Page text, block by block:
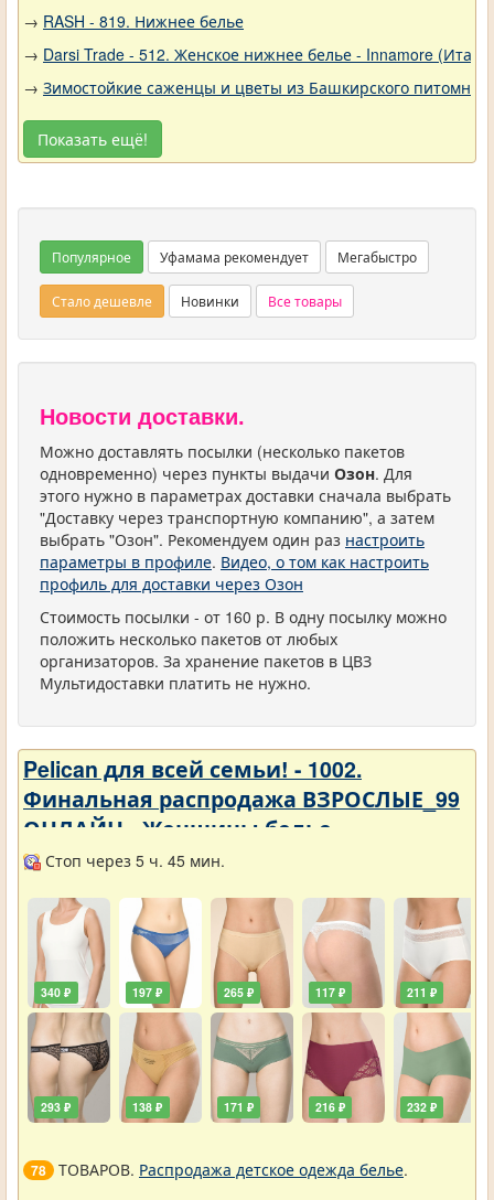
→ RASH - 819. Нижнее белье
→ Darsi Trade - 512. Женское нижнее белье - Innamore
→ Зимостойкие саженцы и цветы из Башкирского
Показать ещё!
Популярное Уфамама рекомендует Мегабыстро
Стало дешевле Новинки Все товары
Новости доставки.
Можно доставлять посылки (несколько пакетов
одновременно) через пункты выдачи Озон. Для
этого нужно в параметрах доставки сначала выбрать
"Доставку через транспортную компанию", а затем
выбрать "Озон". Рекомендуем один раз настроить
параметры в профиле. Видео, о том как настроить
профиль для доставки через Озон
Стоимость посылки - от 160 р. В одну посылку можно
положить несколько пакетов от любых
организаторов. За хранение пакетов в ЦВЗ
Мультидоставки платить не нужно.
Pelican для всей семьи! - 1002.
Финальная распродажа ВЗРОСЛЫЕ_99
ОНЛАЙН - Женщины белье
Стоп через 5 ч. 45 мин.
340 ₽
293 ₽
197 ₽
138 ₽
265 ₽
171 ₽
117 ₽
216 ₽
211 ₽
232 ₽
78 ТОВАРОВ. Распродажа детское одежда белье.